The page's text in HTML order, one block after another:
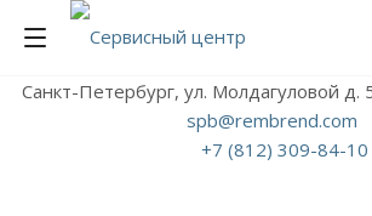
Санкт-Петербург, ул. Молдагуловой д.
spb@rembrend.com
+7 (812) 309-84-10